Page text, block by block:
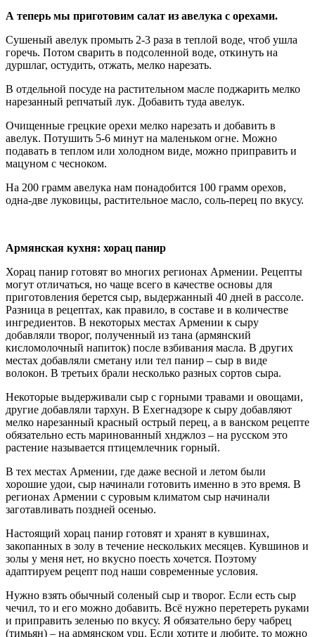
А теперь мы приготовим салат из авелука с орехами.
Сушеный авелук промыть 2-3 раза в теплой воде, чтоб ушла
горечь. Потом сварить в подсоленной воде, откинуть на
дуршлаг, остудить, отжать, мелко нарезать.
В отдельной посуде на растительном масле поджарить мелко
нарезанный репчатый лук. Добавить туда авелук.
Очищенные грецкие орехи мелко нарезать и добавить в
авелук. Потушить 5-6 минут на маленьком огне. Можно
подавать в теплом или холодном виде, можно приправить и
мацуном с чесноком.
На 200 грамм авелука нам понадобится 100 грамм орехов,
одна-две луковицы, растительное масло, соль-перец по вкусу.
Армянская кухня: хорац панир
Хорац панир готовят во многих регионах Армении. Рецепты
могут отличаться, но чаще всего в качестве основы для
приготовления берется сыр, выдержанный 40 дней в рассоле.
Разница в рецептах, как правило, в составе и в количестве
ингредиентов. В некоторых местах Армении к сыру
добавляли творог, полученный из тана (армянский
кисломолочный напиток) после взбивания масла. В других
местах добавляли сметану или тел панир – сыр в виде
волокон. В третьих брали несколько разных сортов сыра.
Некоторые выдерживали сыр с горными травами и овощами,
другие добавляли тархун. В Ехегнадзоре к сыру добавляют
мелко нарезанный красный острый перец, а в ванском рецепте
обязательно есть маринованный хнджлоз – на русском это
растение называется птицемлечник горный.
В тех местах Армении, где даже весной и летом были
хорошие удои, сыр начинали готовить именно в это время. В
регионах Армении с суровым климатом сыр начинали
заготавливать поздней осенью.
Настоящий хорац панир готовят и хранят в кувшинах,
закопанных в золу в течение нескольких месяцев. Кувшинов и
золы у меня нет, но вкусно поесть хочется. Поэтому
адаптируем рецепт под наши современные условия.
Нужно взять обычный соленый сыр и творог. Если есть сыр
чечил, то и его можно добавить. Всё нужно перетереть руками
и приправить зеленью по вкусу. Я обязательно беру чабрец
(тимьян) – на армянском урц. Если хотите и любите, то можно